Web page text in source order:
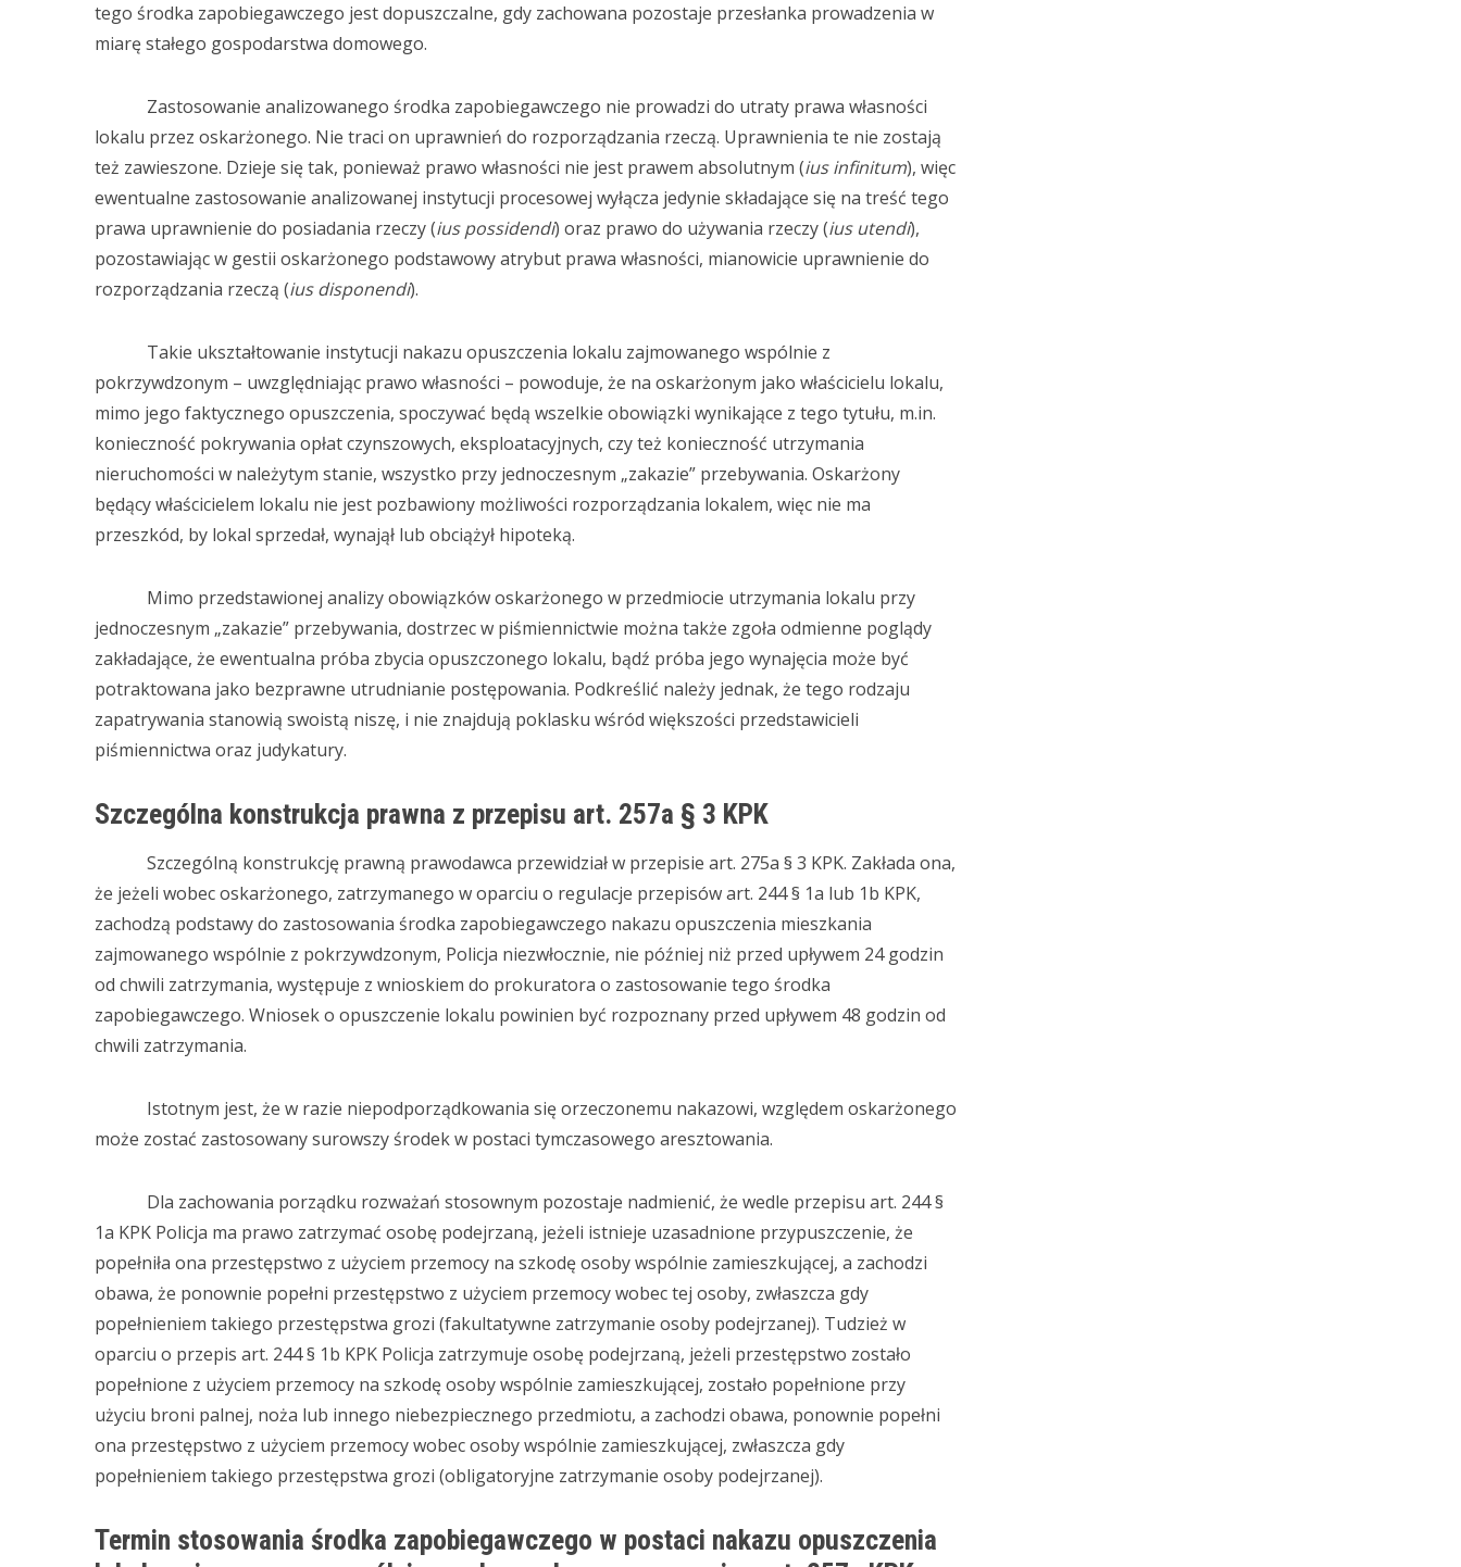
tego środka zapobiegawczego jest dopuszczalne, gdy zachowana pozostaje przesłanka prowadzenia w
miarę stałego gospodarstwa domowego.
Zastosowanie analizowanego środka zapobiegawczego nie prowadzi do utraty prawa własności
lokalu przez oskarżonego. Nie traci on uprawnień do rozporządzania rzeczą. Uprawnienia te nie zostają
też zawieszone. Dzieje się tak, ponieważ prawo własności nie jest prawem absolutnym (ius infinitum), więc
ewentualne zastosowanie analizowanej instytucji procesowej wyłącza jedynie składające się na treść tego
prawa uprawnienie do posiadania rzeczy (ius possidendi) oraz prawo do używania rzeczy (ius utendi),
pozostawiając w gestii oskarżonego podstawowy atrybut prawa własności, mianowicie uprawnienie do
rozporządzania rzeczą (ius disponendi).
Takie ukształtowanie instytucji nakazu opuszczenia lokalu zajmowanego wspólnie z
pokrzywdzonym – uwzględniając prawo własności – powoduje, że na oskarżonym jako właścicielu lokalu,
mimo jego faktycznego opuszczenia, spoczywać będą wszelkie obowiązki wynikające z tego tytułu, m.in.
konieczność pokrywania opłat czynszowych, eksploatacyjnych, czy też konieczność utrzymania
nieruchomości w należytym stanie, wszystko przy jednoczesnym „zakazie” przebywania. Oskarżony
będący właścicielem lokalu nie jest pozbawiony możliwości rozporządzania lokalem, więc nie ma
przeszkód, by lokal sprzedał, wynajął lub obciążył hipoteką.
Mimo przedstawionej analizy obowiązków oskarżonego w przedmiocie utrzymania lokalu przy
jednoczesnym „zakazie” przebywania, dostrzec w piśmiennictwie można także zgoła odmienne poglądy
zakładające, że ewentualna próba zbycia opuszczonego lokalu, bądź próba jego wynajęcia może być
potraktowana jako bezprawne utrudnianie postępowania. Podkreślić należy jednak, że tego rodzaju
zapatrywania stanowią swoistą niszę, i nie znajdują poklasku wśród większości przedstawicieli
piśmiennictwa oraz judykatury.
Szczególna konstrukcja prawna z przepisu art. 257a § 3 KPK
Szczególną konstrukcję prawną prawodawca przewidział w przepisie art. 275a § 3 KPK. Zakłada ona,
że jeżeli wobec oskarżonego, zatrzymanego w oparciu o regulacje przepisów art. 244 § 1a lub 1b KPK,
zachodzą podstawy do zastosowania środka zapobiegawczego nakazu opuszczenia mieszkania
zajmowanego wspólnie z pokrzywdzonym, Policja niezwłocznie, nie później niż przed upływem 24 godzin
od chwili zatrzymania, występuje z wnioskiem do prokuratora o zastosowanie tego środka
zapobiegawczego. Wniosek o opuszczenie lokalu powinien być rozpoznany przed upływem 48 godzin od
chwili zatrzymania.
Istotnym jest, że w razie niepodporządkowania się orzeczonemu nakazowi, względem oskarżonego
może zostać zastosowany surowszy środek w postaci tymczasowego aresztowania.
Dla zachowania porządku rozważań stosownym pozostaje nadmienić, że wedle przepisu art. 244 §
1a KPK Policja ma prawo zatrzymać osobę podejrzaną, jeżeli istnieje uzasadnione przypuszczenie, że
popełniła ona przestępstwo z użyciem przemocy na szkodę osoby wspólnie zamieszkującej, a zachodzi
obawa, że ponownie popełni przestępstwo z użyciem przemocy wobec tej osoby, zwłaszcza gdy
popełnieniem takiego przestępstwa grozi (fakultatywne zatrzymanie osoby podejrzanej). Tudzież w
oparciu o przepis art. 244 § 1b KPK Policja zatrzymuje osobę podejrzaną, jeżeli przestępstwo zostało
popełnione z użyciem przemocy na szkodę osoby wspólnie zamieszkującej, zostało popełnione przy
użyciu broni palnej, noża lub innego niebezpiecznego przedmiotu, a zachodzi obawa, ponownie popełni
ona przestępstwo z użyciem przemocy wobec osoby wspólnie zamieszkującej, zwłaszcza gdy
popełnieniem takiego przestępstwa grozi (obligatoryjne zatrzymanie osoby podejrzanej).
Termin stosowania środka zapobiegawczego w postaci nakazu opuszczenia